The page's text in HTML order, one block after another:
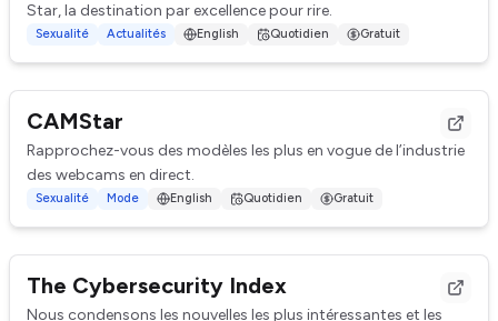
Star, la destination par excellence pour rire.
Sexualité Actualités English Quotidien Gratuit
CAMStar
Rapprochez-vous des modèles les plus en vogue de l’industrie
des webcams en direct.
Sexualité Mode English Quotidien Gratuit
The Cybersecurity Index
Nous condensons les nouvelles les plus intéressantes et les